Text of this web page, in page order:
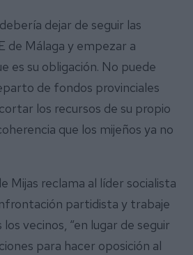
dejar de seguir las
de Málaga y empezar a
es su obligación. No puede
de fondos provinciales
los recursos de su propio
que los mijeños ya no
Mijas reclama al líder socialista
partidista y trabaje
vecinos, “en lugar de seguir
para hacer oposición al